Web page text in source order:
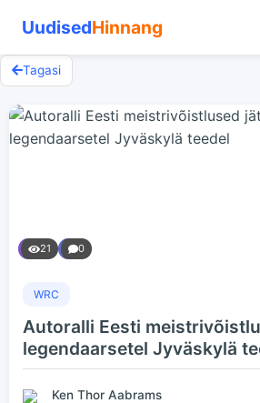
UudisedHinnang
Tagasi
21 0
WRC
Autoralli Eesti
legendaarsetel Jyväskylä
Ken Thor Aabrams